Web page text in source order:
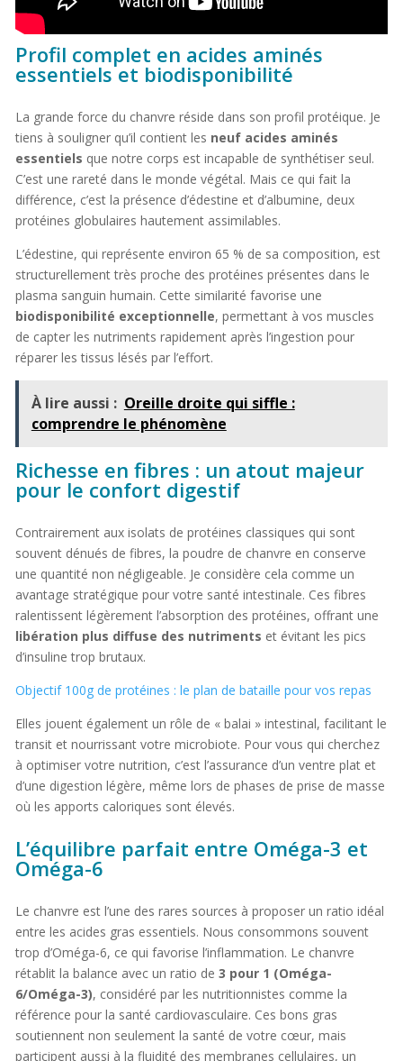
Profil complet en acides aminés
essentiels et biodisponibilité
La grande force du chanvre réside dans son profil protéique. Je
tiens à souligner qu’il contient les neuf acides aminés
essentiels que notre corps est incapable de synthétiser seul.
C’est une rareté dans le monde végétal. Mais ce qui fait la
différence, c’est la présence d’édestine et d’albumine, deux
protéines globulaires hautement assimilables.
L’édestine, qui représente environ 65 % de sa composition, est
structurellement très proche des protéines présentes dans le
plasma sanguin humain. Cette similarité favorise une
biodisponibilité exceptionnelle, permettant à vos muscles
de capter les nutriments rapidement après l’ingestion pour
réparer les tissus lésés par l’effort.
À lire aussi : Oreille droite qui siffle :
comprendre le phénomène
Richesse en fibres : un atout majeur
pour le confort digestif
Contrairement aux isolats de protéines classiques qui sont
souvent dénués de fibres, la poudre de chanvre en conserve
une quantité non négligeable. Je considère cela comme un
avantage stratégique pour votre santé intestinale. Ces fibres
ralentissent légèrement l’absorption des protéines, offrant une
libération plus diffuse des nutriments et évitant les pics
d’insuline trop brutaux.
Objectif 100g de protéines : le plan de bataille pour vos repas
Elles jouent également un rôle de « balai » intestinal, facilitant le
transit et nourrissant votre microbiote. Pour vous qui cherchez
à optimiser votre nutrition, c’est l’assurance d’un ventre plat et
d’une digestion légère, même lors de phases de prise de masse
où les apports caloriques sont élevés.
L’équilibre parfait entre Oméga-3 et
Oméga-6
Le chanvre est l’une des rares sources à proposer un ratio idéal
entre les acides gras essentiels. Nous consommons souvent
trop d’Oméga-6, ce qui favorise l’inflammation. Le chanvre
rétablit la balance avec un ratio de 3 pour 1 (Oméga-
6/Oméga-3), considéré par les nutritionnistes comme la
référence pour la santé cardiovasculaire. Ces bons gras
soutiennent non seulement la santé de votre cœur, mais
participent aussi à la fluidité des membranes cellulaires, un